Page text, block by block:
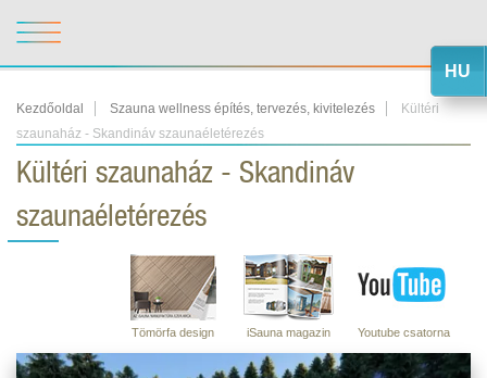
Kezdőoldal Szauna wellness építés, tervezés, kivitelezés
Kültéri
szaunaház - Skandináv szaunaéletérezés
Kültéri szaunaház - Skandináv
szaunaéletérezés
Youtube csatorna
iSauna magazin
Tömörfa design
HU